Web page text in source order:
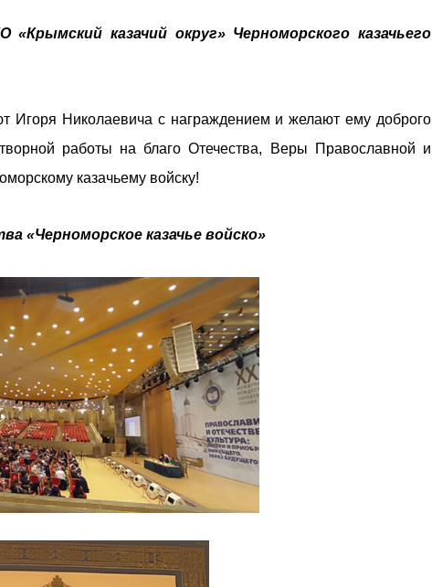
казачий округ» Черноморского казачьего
Игоря Николаевича с награждением и желают ему доброго
работы на благо Отечества, Веры Православной и
казачьему войску!
«Черноморское казачье войско»